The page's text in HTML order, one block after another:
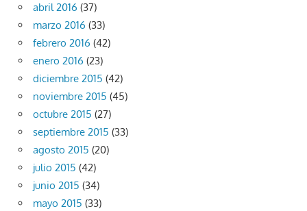
abril 2016 (37)
marzo 2016 (33)
febrero 2016 (42)
enero 2016 (23)
diciembre 2015 (42)
noviembre 2015 (45)
octubre 2015 (27)
septiembre 2015 (33)
agosto 2015 (20)
julio 2015 (42)
junio 2015 (34)
mayo 2015 (33)